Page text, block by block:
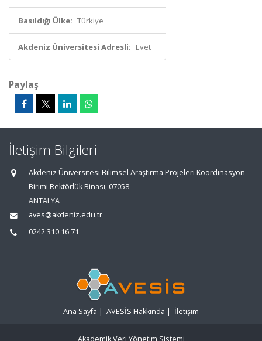
Basıldığı Ülke: Türkiye
Akdeniz Üniversitesi Adresli: Evet
Paylaş
İletişim Bilgileri
Akdeniz Üniversitesi Bilimsel Araştırma Projeleri Koordinasyon
Birimi Rektörlük Binası, 07058
ANTALYA
aves@akdeniz.edu.tr
0242 310 16 71
Ana Sayfa | AVESİS Hakkında | İletişim
Akademik Veri Yönetim Sistemi